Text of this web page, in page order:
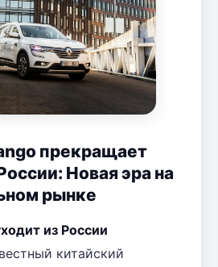
прекращает
Новая эра на
рынке
из России
китайский